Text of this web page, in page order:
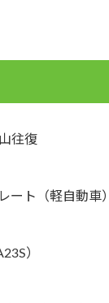
往復
ート（軽自動車）
）